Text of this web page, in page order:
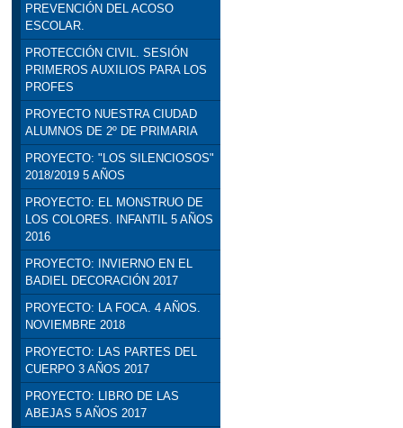
PREVENCIÓN DEL ACOSO
ESCOLAR.
PROTECCIÓN CIVIL. SESIÓN
PRIMEROS AUXILIOS PARA LOS
PROFES
PROYECTO NUESTRA CIUDAD
ALUMNOS DE 2º DE PRIMARIA
PROYECTO: "LOS SILENCIOSOS"
2018/2019 5 AÑOS
PROYECTO: EL MONSTRUO DE
LOS COLORES. INFANTIL 5 AÑOS
2016
PROYECTO: INVIERNO EN EL
BADIEL DECORACIÓN 2017
PROYECTO: LA FOCA. 4 AÑOS.
NOVIEMBRE 2018
PROYECTO: LAS PARTES DEL
CUERPO 3 AÑOS 2017
PROYECTO: LIBRO DE LAS
ABEJAS 5 AÑOS 2017